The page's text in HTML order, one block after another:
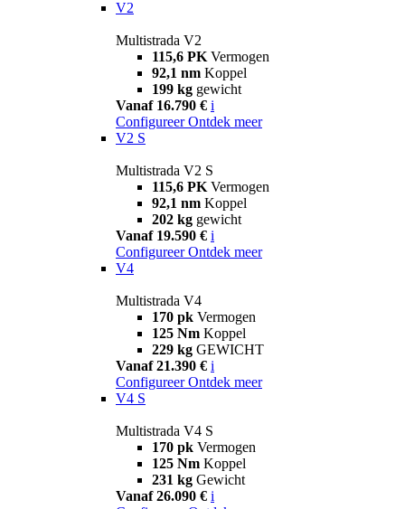
V2
Multistrada V2
115,6 PK Vermogen
92,1 nm Koppel
199 kg gewicht
Vanaf 16.790 € i
Configureer Ontdek meer
V2 S
Multistrada V2 S
115,6 PK Vermogen
92,1 nm Koppel
202 kg gewicht
Vanaf 19.590 € i
Configureer Ontdek meer
V4
Multistrada V4
170 pk Vermogen
125 Nm Koppel
229 kg GEWICHT
Vanaf 21.390 € i
Configureer Ontdek meer
V4 S
Multistrada V4 S
170 pk Vermogen
125 Nm Koppel
231 kg Gewicht
Vanaf 26.090 € i